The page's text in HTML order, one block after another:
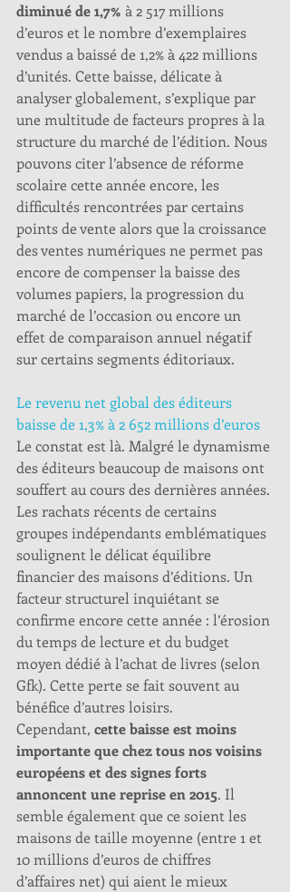
diminué de 1,7% à 2 517 millions
d’euros et le nombre d’exemplaires
vendus a baissé de 1,2% à 422 millions
d’unités. Cette baisse, délicate à
analyser globalement, s’explique par
une multitude de facteurs propres à la
structure du marché de l’édition. Nous
pouvons citer l’absence de réforme
scolaire cette année encore, les
difficultés rencontrées par certains
points de vente alors que la croissance
des ventes numériques ne permet pas
encore de compenser la baisse des
volumes papiers, la progression du
marché de l’occasion ou encore un
effet de comparaison annuel négatif
sur certains segments éditoriaux.
Le revenu net global des éditeurs
baisse de 1,3% à 2 652 millions d’euros
Le constat est là. Malgré le dynamisme
des éditeurs beaucoup de maisons ont
souffert au cours des dernières années.
Les rachats récents de certains
groupes indépendants emblématiques
soulignent le délicat équilibre
financier des maisons d’éditions. Un
facteur structurel inquiétant se
confirme encore cette année : l’érosion
du temps de lecture et du budget
moyen dédié à l’achat de livres (selon
Gfk). Cette perte se fait souvent au
bénéfice d’autres loisirs.
Cependant, cette baisse est moins
importante que chez tous nos voisins
européens et des signes forts
annoncent une reprise en 2015. Il
semble également que ce soient les
maisons de taille moyenne (entre 1 et
10 millions d’euros de chiffres
d’affaires net) qui aient le mieux